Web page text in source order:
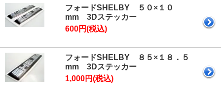
フォードSHELBY ５０×１０
mm 3Dステッカー
600円(税込)
フォードSHELBY ８５×１８．５
mm 3Dステッカー
1,000円(税込)